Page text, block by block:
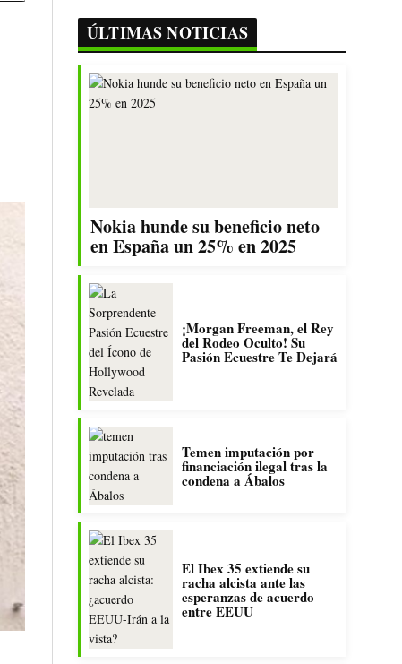
ÚLTIMAS NOTICIAS
Nokia hunde su beneficio neto
en España un 25% en 2025
¡Morgan Freeman, el Rey
del Rodeo Oculto! Su
Pasión Ecuestre Te Dejará
Temen imputación por
financiación ilegal tras la
condena a Ábalos
El Ibex 35 extiende su
racha alcista ante las
esperanzas de acuerdo
entre EEUU